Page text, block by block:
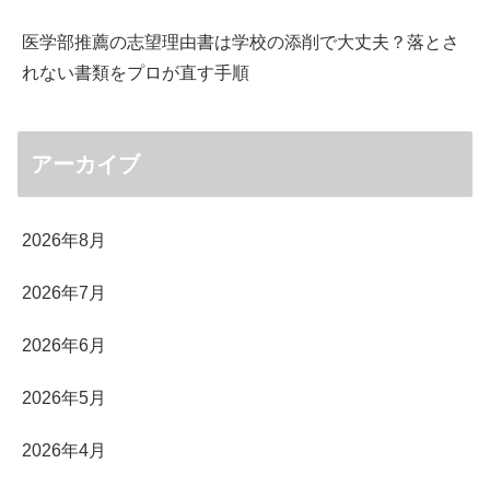
医学部推薦の志望理由書は学校の添削で大丈夫？落とさ
れない書類をプロが直す手順
アーカイブ
2026年8月
2026年7月
2026年6月
2026年5月
2026年4月